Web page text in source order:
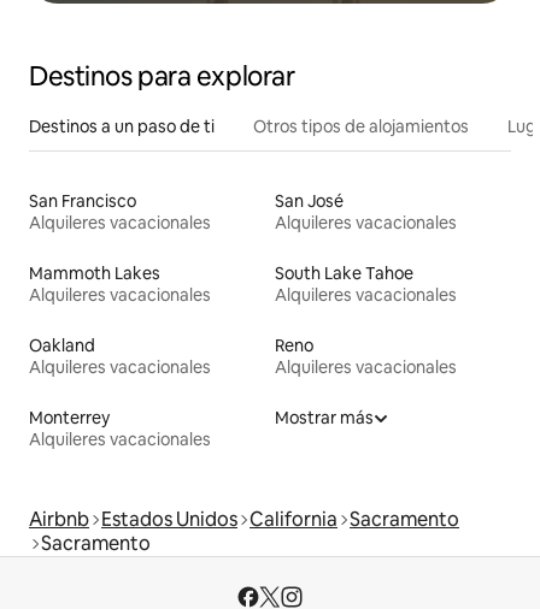
Destinos para explorar
Destinos a un paso de ti Otros tipos de alojamientos
San Francisco
Alquileres vacacionales
San José
Alquileres vacacionales
Mammoth Lakes
Alquileres vacacionales
South Lake Tahoe
Alquileres vacacionales
Oakland
Alquileres vacacionales
Reno
Alquileres vacacionales
Monterrey
Alquileres vacacionales
Mostrar más
Airbnb Estados Unidos California Sacramento
Sacramento